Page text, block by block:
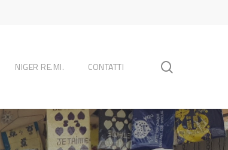
NIGER RE.MI. CONTATTI